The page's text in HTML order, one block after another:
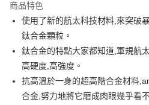
合作金庫商業銀行
華南商業銀行
上海商業儲蓄銀行
國泰世華商業銀行
臺灣中小企業銀行
匯豐（台灣）商業銀行
聯邦商業銀行
元大商業銀行
超商取貨付款
Apple Pay
街口支付
悠遊付
商品特色
使用了新的航太科技材料,來突破
鈦合金顆粒。
鈦合金的特點大家都知道,軍規航
高硬度,高強度。
抗高溫於一身的超高階合金材料
合金,努力地將它磨成肉眼幾乎看